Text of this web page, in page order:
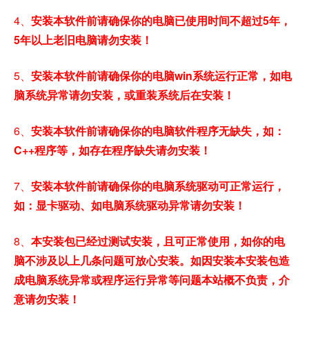
4、 安装本软件前请确保你的电脑已使用时间不超过5年，
5年以上老旧电脑请勿安装！
5、 安装本软件前请确保你的电脑win系统运行正常，如电
脑系统异常请勿安装，或重装系统后在安装！
6、 安装本软件前请确保你的电脑软件程序无缺失，如：
C++程序等，如存在程序缺失请勿安装！
7、 安装本软件前请确保你的电脑系统驱动可正常运行，
如：显卡驱动、如电脑系统驱动异常请勿安装！
8、 本安装包已经过测试安装，且可正常使用，如你的电
脑不涉及以上几条问题可放心安装。如因安装本安装包造
成电脑系统异常或程序运行异常等问题本站概不负责，介
意请勿安装！